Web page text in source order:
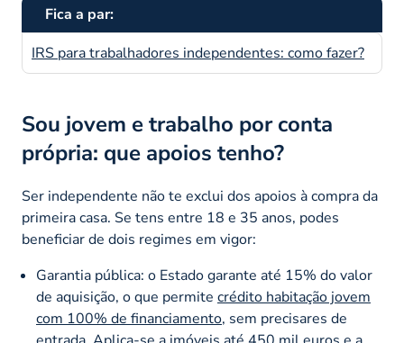
Fica a par:
IRS para trabalhadores independentes: como fazer?
Sou jovem e trabalho por conta
própria: que apoios tenho?
Ser independente não te exclui dos apoios à compra da
primeira casa. Se tens entre 18 e 35 anos, podes
beneficiar de dois regimes em vigor:
Garantia pública: o Estado garante até 15% do valor
de aquisição, o que permite crédito habitação jovem
com 100% de financiamento, sem precisares de